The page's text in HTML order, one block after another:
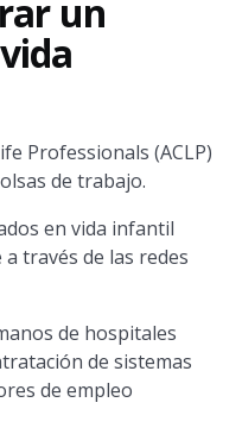
un
Professionals (ACLP)
de trabajo.
en vida infantil
través de las redes
de hospitales
de sistemas
de empleo